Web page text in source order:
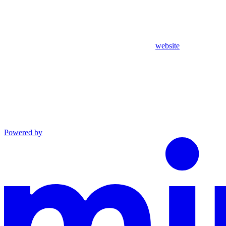
website
Powered by